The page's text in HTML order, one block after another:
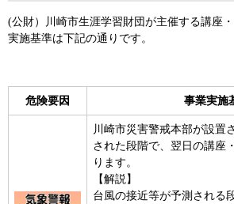
(公財）川崎市生涯学習財団が主催する講座
実施基準は下記の通りです。
危険要因 事業実施
川崎市災害警戒本部が設置
された段階で、翌日の講座
ります。
【解説】
台風の接近等が予測される